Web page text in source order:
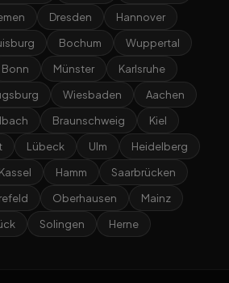
Dresden
Hannover
Bochum
Wuppertal
Bonn Münster
Karlsruhe
Wiesbaden
Aachen
Braunschweig
Kiel
Lübeck Ulm
Heidelberg
Kassel Hamm
Saarbrücken
Oberhausen
Mainz
Solingen Herne